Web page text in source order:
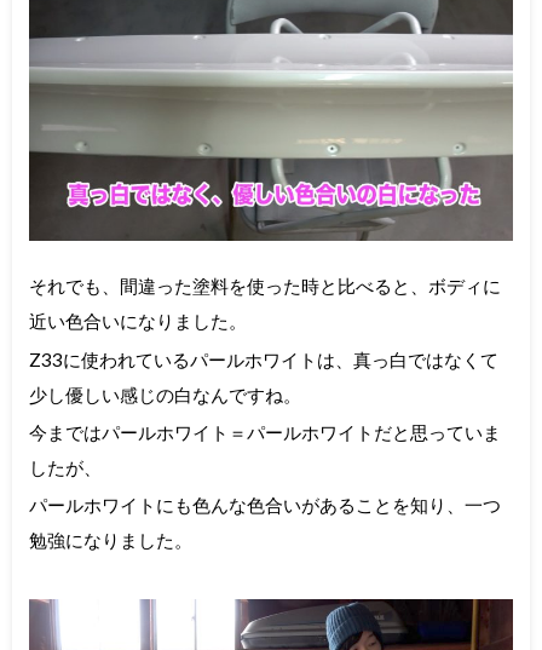
それでも、間違った塗料を使った時と比べると、ボディに
近い色合いになりました。
Z33に使われているパールホワイトは、真っ白ではなくて
少し優しい感じの白なんですね。
今まではパールホワイト＝パールホワイトだと思っていま
したが、
パールホワイトにも色んな色合いがあることを知り、一つ
勉強になりました。